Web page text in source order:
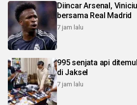
Diincar Arsenal, Vinicius perpanjang
bersama Real Madrid
7 jam lalu
995 senjata api
di Jaksel
7 jam lalu